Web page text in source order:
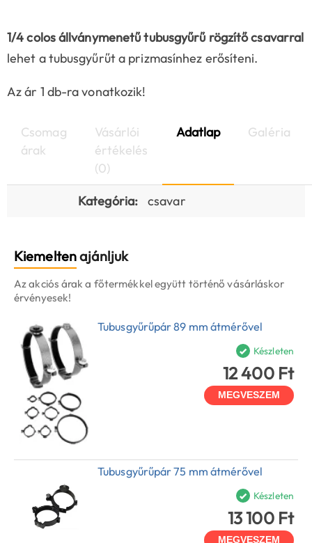
1/4 colos állványmenetű tubusgyűrű rögzítő csavarral
lehet a tubusgyűrűt a prizmasínhez erősíteni.
Az ár 1 db-ra vonatkozik!
Csomag
árak
Vásárlói
értékelés
(0)
Adatlap Galéria
Kategória: csavar
Kiemeltenajánljuk
Az akciós árak a főtermékkel együtt történő vásárláskor
érvényesek!
Tubusgyűrűpár 89 mm átmérővel
Készleten
12 400 Ft
MEGVESZEM
Tubusgyűrűpár 75 mm átmérővel
Készleten
13 100 Ft
MEGVESZEM